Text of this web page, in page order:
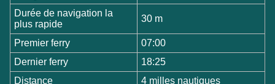
Durée de navigation la
plus rapide
30 m
Premier ferry
07:00
Dernier ferry
18:25
Distance
4 milles nautiques